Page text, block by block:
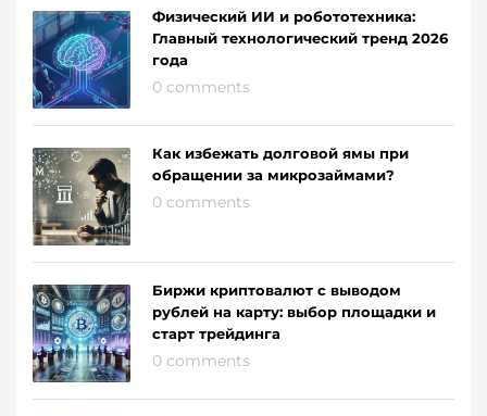
Физический ИИ и робототехника:
Главный технологический тренд 2026
года
0 comments
Как избежать долговой ямы при
обращении за микрозаймами?
0 comments
Биржи криптовалют с выводом
рублей на карту: выбор площадки и
старт трейдинга
0 comments